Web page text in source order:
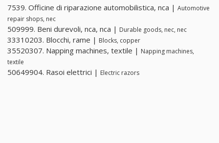
7539. Officine di riparazione automobilistica, nca | Automotive
repair shops, nec
509999. Beni durevoli, nca, nca | Durable goods, nec, nec
33310203. Blocchi, rame | Blocks, copper
35520307. Napping machines, textile | Napping machines,
textile
50649904. Rasoi elettrici | Electric razors